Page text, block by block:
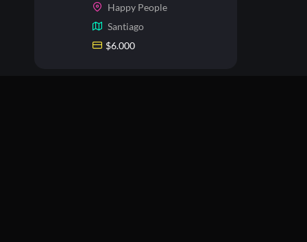
Happy People
Santiago
$6.000